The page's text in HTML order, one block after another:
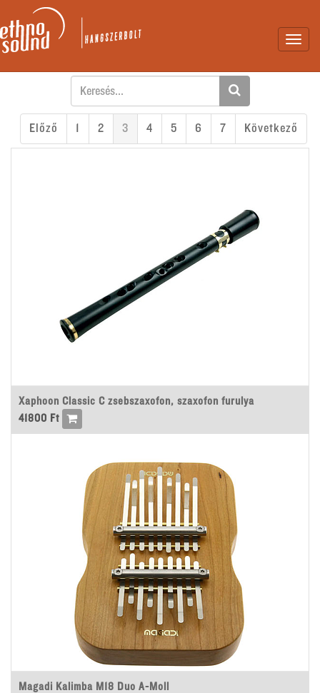
Előző 1 2 3 4 5 6 7 Következő
Xaphoon Classic C zsebszaxofon, szaxofon furulya
41800 Ft
Magadi Kalimba M18 Duo A-Moll